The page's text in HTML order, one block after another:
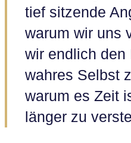
tief sitzende
warum wir uns
wir endlich den
wahres Selbst
warum es Zeit
länger zu